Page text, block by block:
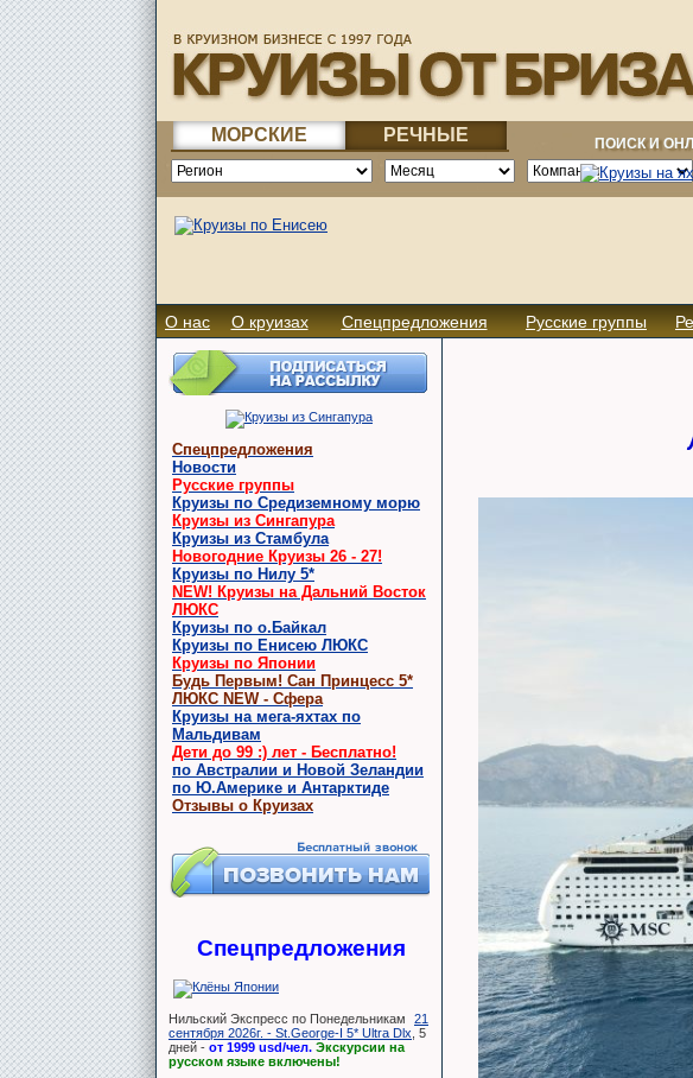
МОРСКИЕ РЕЧНЫЕ ПОИСК И
О нас О круизах Спецпредложения Русские группы
Спецпредложения
Новости
Русские группы
Круизы по Средиземному морю
Круизы из Сингапура
Круизы из Стамбула
Новогодние Круизы 26 - 27!
Круизы по Нилу 5*
NEW! Круизы на Дальний Восток
ЛЮКС
Круизы по о.Байкал
Круизы по Енисею ЛЮКС
Круизы по Японии
Будь Первым! Сан Принцесс 5*
ЛЮКС NEW - Сфера
Круизы на мега-яхтах по
Мальдивам
Дети до 99 :) лет - Бесплатно!
по Австралии и Новой Зеландии
по Ю.Америке и Антарктиде
Отзывы о Круизах
Спецпредложения
Нильский Экспресс по Понедельникам
21
сентября 2026г. - St.George-I 5* Ultra Dlx , 5
дней - от 1999 usd/чел. Экскурсии на
русском языке включены!